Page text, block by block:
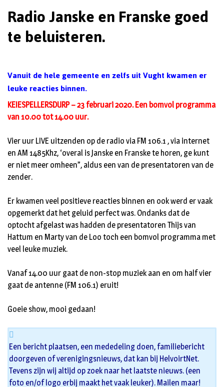
Radio Janske en Franske goed
te beluisteren.
Vanuit de hele gemeente en zelfs uit Vught kwamen er
leuke reacties binnen.
KEIESPELLERSDURP – 23 februari 2020. Een bomvol programma
van 10.00 tot 14.00 uur.
Vier uur LIVE uitzenden op de radio via FM 106.1 , via internet
en AM 1485Khz, ‘overal is Janske en Franske te horen, ge kunt
er niet meer omheen”, aldus een van de presentatoren van de
zender.
Er kwamen veel positieve reacties binnen en ook werd er vaak
opgemerkt dat het geluid perfect was. Ondanks dat de
optocht afgelast was hadden de presentatoren Thijs van
Hattum en Marty van de Loo toch een bomvol programma met
veel leuke muziek.
Vanaf 14.00 uur gaat de non-stop muziek aan en om half vier
gaat de antenne (FM 106.1) eruit!
Goeie show, mooi gedaan!
Een bericht plaatsen, een mededeling doen, familiebericht
doorgeven of verenigingsnieuws, dat kan bij HelvoirtNet.
Tevens zijn wij altijd op zoek naar het laatste nieuws. (een
foto en/of logo erbij maakt het vaak leuker). Mailen maar!